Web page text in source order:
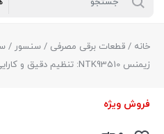
خانه / قطعات برقی مصرفی / سنسور /
زیمنس NTK93510: تنظیم دقیق و کارایی بی‌نظیر برای خودروهای مدرن
فروش ویژه